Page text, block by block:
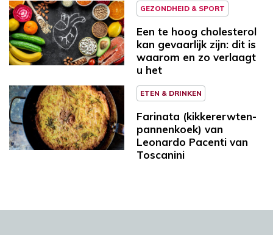
GEZONDHEID & SPORT
Een te hoog cholesterol
kan gevaarlijk zijn: dit is
waarom en zo verlaagt
u het
ETEN & DRINKEN
Farinata (kikkererwten-
pannenkoek) van
Leonardo Pacenti van
Toscanini